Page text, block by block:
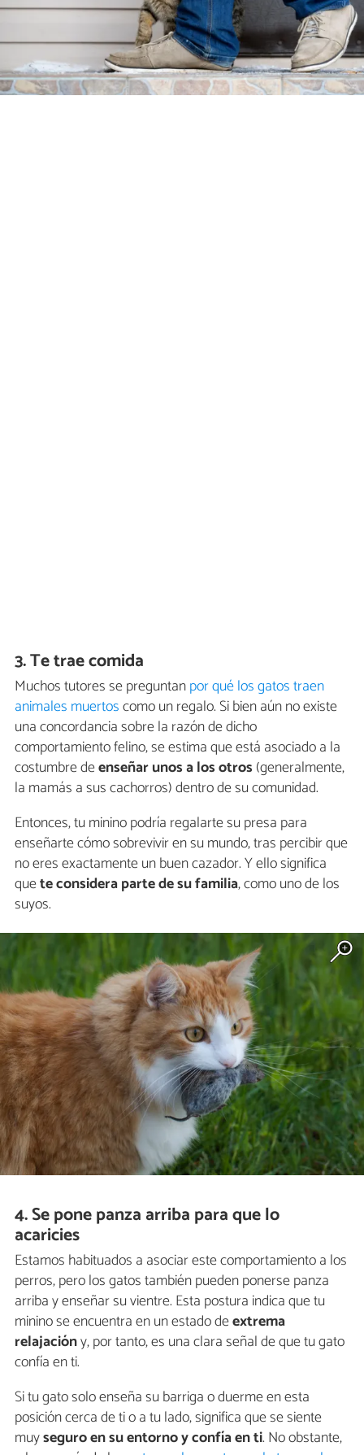
3. Te trae comida
Muchos tutores se preguntanpor qué los gatos traen
animales muertoscomo un regalo. Si bien aún no existe
una concordancia sobre la razón de dicho
comportamiento felino, se estima que está asociado a la
costumbre deenseñar unos a los otros (generalmente,
la mamás a sus cachorros) dentro de su comunidad.
Entonces, tu minino podría regalarte su presa para
enseñarte cómo sobrevivir en su mundo, tras percibir que
no eres exactamente un buen cazador. Y ello significa
quete considera parte de su familia, como uno de los
suyos.
4. Se pone panza arriba para que lo
acaricies
Estamos habituados a asociar este comportamiento a los
perros, pero los gatos también pueden ponerse panza
arriba y enseñar su vientre. Esta postura indica que tu
minino se encuentra en un estado deextrema
relajacióny, por tanto, es una clara señal de que tu gato
confía en ti.
Si tu gato solo enseña su barriga o duerme en esta
posición cerca de ti o a tu lado, significa que se siente
muyseguro en su entorno y confía en ti. No obstante,